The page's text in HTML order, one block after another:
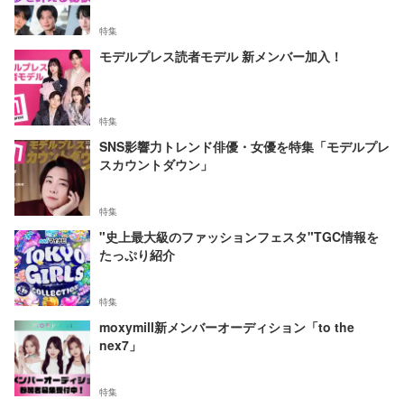
特集
モデルプレス読者モデル 新メンバー加入！
特集
SNS影響力トレンド俳優・女優を特集「モデルプレ
スカウントダウン」
特集
"史上最大級のファッションフェスタ"TGC情報を
たっぷり紹介
特集
moxymill新メンバーオーディション「to the
nex7」
特集